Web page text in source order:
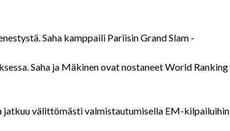
Saha kamppaili Pariisin Grand Slam -
Saha ja Mäkinen ovat nostaneet World Ranking
jatkuu välittömästi valmistautumisella EM-kilpailuihin